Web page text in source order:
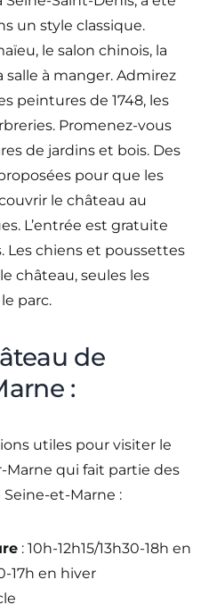
un style classique.
le salon chinois, la
à manger. Admirez
peintures de 1748, les
Promenez-vous
de jardins et bois. Des
pour que les
le château au
L’entrée est gratuite
Les chiens et poussettes
château, seules les
parc.
de
:
utiles pour visiter le
Marne qui fait partie des
et-Marne :
: 10h-12h15/13h30-18h en
17h en hiver